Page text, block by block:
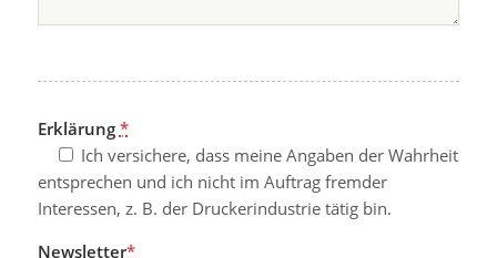
Erklärung *
Ich versichere, dass meine Angaben der Wahrheit
entsprechen und ich nicht im Auftrag fremder
Interessen, z. B. der Druckerindustrie tätig bin.
Newsletter*